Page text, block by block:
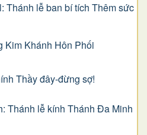
Thánh lễ ban bí tích Thêm sức
Kim Khánh Hôn Phối
Thầy đây-đừng sợ!
Thánh lễ kính Thánh Đa Minh